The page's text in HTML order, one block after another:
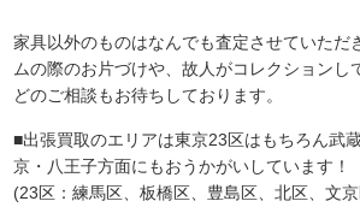
家具以外のものはなんでも査定させていただ
ムの際のお片づけや、故人がコレクションし
どのご相談もお待ちしております。
■出張買取のエリアは東京23区はもちろん武
京・八王子方面にもおうかがいしています！
(23区：練馬区、板橋区、豊島区、北区、文